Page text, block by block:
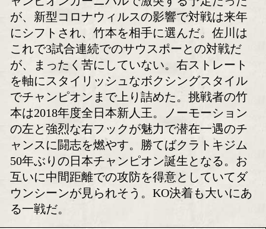
三迫包囲網!日本王座奪取
に自信を示した挑戦者
佐川遼「右だけに
い」
竹本雄利「試合は最後まで
いかない」
佐川遼のV2戦が決